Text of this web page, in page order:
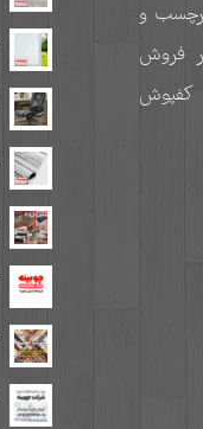
برچسب و
فروش
کفپوش